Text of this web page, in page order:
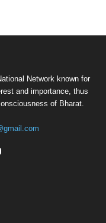
Network known for
and importance, thus
of Bharat.